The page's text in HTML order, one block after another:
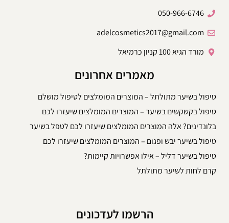
050-966-6746
adelcosmetics2017@gmail.com
מורד הגיא 100 קניון כרמיאל
מאמרים אחרונים
טיפול בשיער מתולתל – המוצרים המומלצים לטיפול מושלם
טיפול בקשקשים בשיער – המוצרים המומלצים שיעזרו לכם
בלונדינים? אלה המוצרים המומלצים שיעזרו לכם לטפל בשיער
טיפול בשיער יבש ופגום – המוצרים המומלצים שיעזרו לכם
טיפול בשיער דליל – אילו אפשרויות קיימות?
קרם לחות לשיער מתולתל
הרשמו לעדכונים